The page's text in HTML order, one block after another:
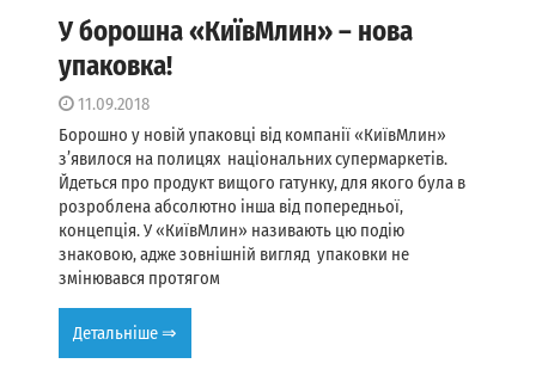
У борошна «КиївМлин» – нова
упаковка!
11.09.2018
Борошно у новій упаковці від компанії «КиївМлин»
з’явилося на полицях національних супермаркетів.
Йдеться про продукт вищого гатунку, для якого була в
розроблена абсолютно інша від попередньої,
концепція. У «КиївМлин» називають цю подію
знаковою, адже зовнішній вигляд упаковки не
змінювався протягом
Детальніше ⇒